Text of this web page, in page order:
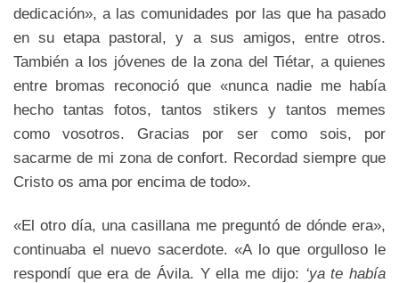
dedicación», a las comunidades por las que ha pasado
en su etapa pastoral, y a sus amigos, entre otros.
También a los jóvenes de la zona del Tiétar, a quienes
entre bromas reconoció que «nunca nadie me había
hecho tantas fotos, tantos stikers y tantos memes
como vosotros. Gracias por ser como sois, por
sacarme de mi zona de confort. Recordad siempre que
Cristo os ama por encima de todo».
«El otro día, una casillana me preguntó de dónde era»,
continuaba el nuevo sacerdote. «A lo que orgulloso le
respondí que era de Ávila. Y ella me dijo: ‘ya te había